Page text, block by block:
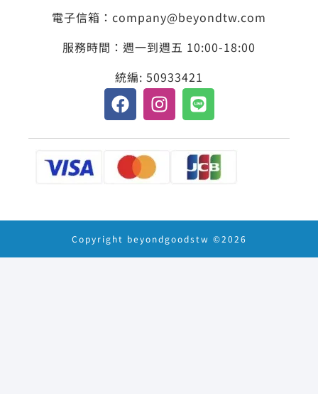
電子信箱：company@beyondtw.com
服務時間：週一到週五 10:00-18:00
統編: 50933421
Copyright beyondgoodstw ©2026